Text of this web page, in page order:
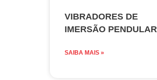
VIBRADORES DE
IMERSÃO PENDULAR
SAIBA MAIS »